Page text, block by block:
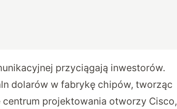
przyciągają inwestorów.
dolarów w fabrykę chipów, tworząc
projektowania otworzy Cisco,